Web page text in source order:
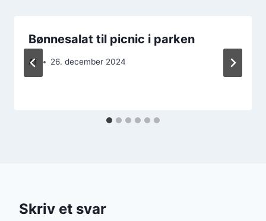
Bønnesalat til picnic i parken
Af 26. december 2024
Skriv et svar